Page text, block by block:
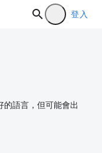
登入
語言，但可能會出